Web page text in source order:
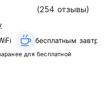
(254 отзывы)
бесплатным
для бесплатной